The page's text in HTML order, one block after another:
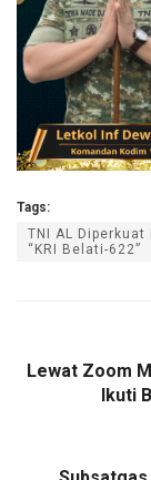
Tags:
TNI AL
“KRI Belati-622”
Lewat Zoom
Ikuti